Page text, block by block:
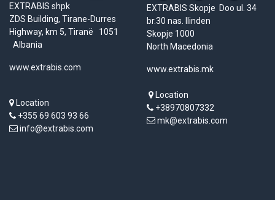
EXTRABIS shpk
ZDS Building, Tirane-Durres
Highway, km 5, Tiranë 1051
Albania
www.extrabis.com
Location
+355 69 603 93 66
info@extrabis.com
EXTRABIS Skopje Doo ul. 34
br.30 nas. Ilinden
Skopje 1000
North Macedonia
www.extrabis.mk
Location
+38970807332
mk@extrabis.com